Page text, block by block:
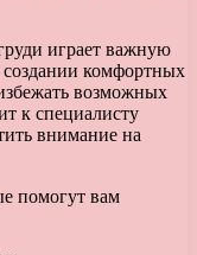
играет важную
создании комфортных
возможных
к специалисту
внимание на
помогут вам